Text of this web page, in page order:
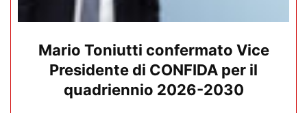
Mario Toniutti confermato Vice
Presidente di CONFIDA per il
quadriennio 2026-2030